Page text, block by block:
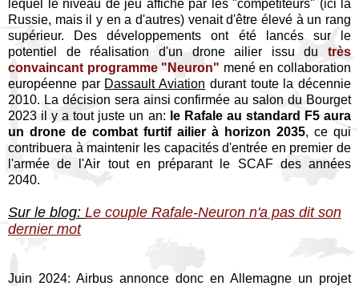
lequel le niveau de jeu affiché par les "compétiteurs" (ici la
Russie, mais il y en a d'autres) venait d'être élevé à un rang
supérieur. Des développements ont été lancés sur le
potentiel de réalisation d'un drone ailier issu du très
convaincant programme "Neuron" mené en collaboration
européenne par Dassault Aviation durant toute la décennie
2010. La décision sera ainsi confirmée au salon du Bourget
2023 il y a tout juste un an: le Rafale au standard F5 aura
un drone de combat furtif ailier à horizon 2035, ce qui
contribuera à maintenir les capacités d'entrée en premier de
l'armée de l'Air tout en préparant le SCAF des années
2040.
Sur le blog: Le couple Rafale-Neuron n'a pas dit son
dernier mot
Juin 2024: Airbus annonce donc en Allemagne un projet